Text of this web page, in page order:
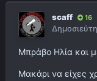
scaff 16
Μπράβο Ηλία και
Μακάρι να είχες